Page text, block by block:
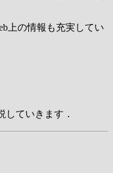
上の情報も充実してい
ていきます．